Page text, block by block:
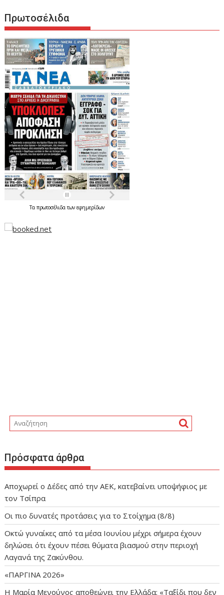
Πρωτοσέλιδα
Ταπρωτοσέλιδατωνεφημερίδων
Πρόσφατα άρθρα
Αποχωρεί ο Δέδες από την ΑΕΚ, κατεβαίνει υποψήφιος με
τον Τσίπρα
Οι πιο δυνατές προτάσεις για το Στοίχημα (8/8)
Οκτώ γυναίκες από τα μέσα Ιουνίου μέχρι σήμερα έχουν
δηλώσει ότι έχουν πέσει θύματα βιασμού στην περιοχή
Λαγανά της Ζακύνθου.
«ΠΑΡΓΙΝΑ 2026»
Η Μαρία Μενούνος αποθεώνει την Ελλάδα: «Ταξίδι που δεν